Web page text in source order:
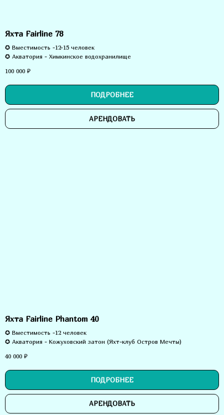
Яхта Fairline 78
✪ Вместимость -12-15 человек
✪ Акватория - Химкинское водохранилище
100 000 ₽
ПОДРОБНЕЕ
АРЕНДОВАТЬ
Яхта Fairline Phantom 40
✪ Вместимость -12 человек
✪ Акватория - Кожуховский затон (Яхт-клуб Остров Мечты)
40 000 ₽
ПОДРОБНЕЕ
АРЕНДОВАТЬ